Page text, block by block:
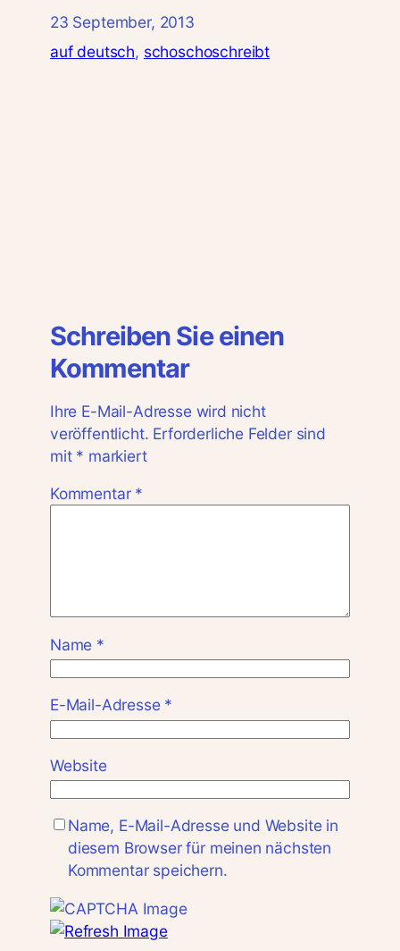
23 September, 2013
auf deutsch, schoschoschreibt
Schreiben Sie einen
Kommentar
Ihre E-Mail-Adresse wird nicht
veröffentlicht. Erforderliche Felder sind
mit * markiert
Kommentar *
Name *
E-Mail-Adresse *
Website
Name, E-Mail-Adresse und Website in
diesem Browser für meinen nächsten
Kommentar speichern.